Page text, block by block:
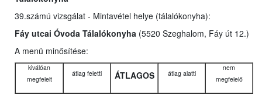
39.számú vizsgálat - Mintavétel helye (tálalókonyha):
Fáy utcai Óvoda Tálalókonyha (5520 Szeghalom, Fáy út 12.)
A menü minősítése:
kiválóan
megfelelt
átlag feletti ÁTLAGOS átlag alatti
nem
megfelelő